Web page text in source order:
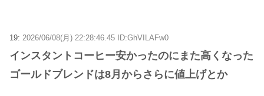
19: 2026/06/08(月) 22:28:46.45 ID:GhVILAFw0
インスタントコーヒー安かったのにまた高くなった
ゴールドブレンドは8月からさらに値上げとか